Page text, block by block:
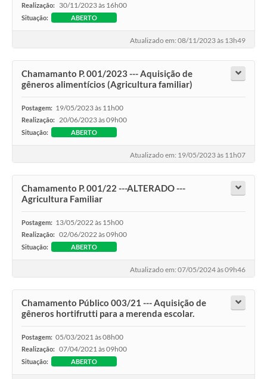
Realização: 30/11/2023 às 16h00
Situação: ABERTO
Atualizado em: 08/11/2023 às 13h49
Chamamanto P. 001/2023 --- Aquisição de
gêneros alimentícios (Agricultura familiar)
Postagem: 19/05/2023 às 11h00
Realização: 20/06/2023 às 09h00
Situação: ABERTO
Atualizado em: 19/05/2023 às 11h07
Chamamento P. 001/22 ---ALTERADO ---
Agricultura Familiar
Postagem: 13/05/2022 às 15h00
Realização: 02/06/2022 às 09h00
Situação: ABERTO
Atualizado em: 07/05/2024 às 09h46
Chamamento Público 003/21 --- Aquisição de
gêneros hortifrutti para a merenda escolar.
Postagem: 05/03/2021 às 08h00
Realização: 07/04/2021 às 09h00
Situação: ABERTO